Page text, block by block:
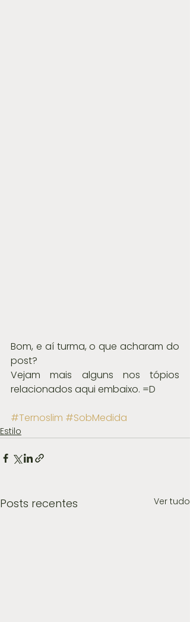
Bom, e aí turma, o que acharam do
post?
Vejam mais alguns nos tópios
relacionados aqui embaixo. =D
#Ternoslim #SobMedida
Estilo
Posts recentes Ver tudo